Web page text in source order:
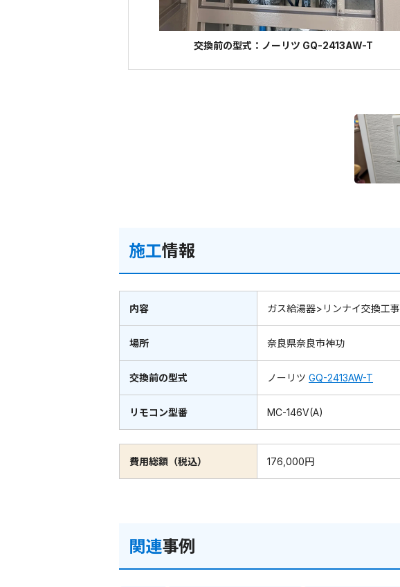
交換前の型式：ノーリツ GQ-2413AW-T
施工情報
内容 ガス給湯器>リンナイ交換工事
場所 奈良県奈良市神功
交換前の型式 ノーリツ GQ-2413AW-T
リモコン型番 MC-146V(A)
費用総額（税込） 176,000円
関連事例